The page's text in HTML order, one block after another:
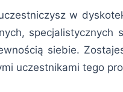
w
siebie.
uczestnikami tego